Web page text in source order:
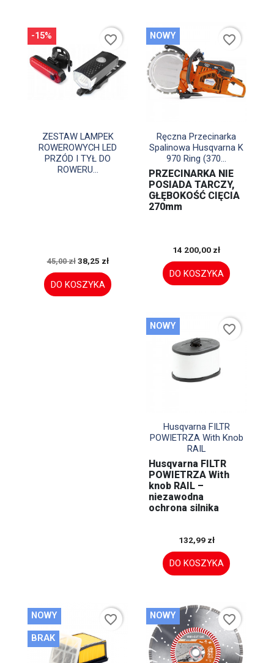
Szybki podgląd
ZESTAW LAMPEK
ROWEROWYCH LED
PRZÓD I TYŁ DO
ROWERU...
45,00 zł 38,25 zł
DO KOSZYKA
-15% favorite_border
Szybki podgląd
Ręczna Przecinarka
Spalinowa Husqvarna K
970 Ring (370...
PRZECINARKA NIE
POSIADA TARCZY,
GŁĘBOKOŚĆ CIĘCIA
270mm
14 200,00 zł
DO KOSZYKA
NOWY favorite_border
Szybki podgląd
Husqvarna FILTR
POWIETRZA With Knob
RAIL
Husqvarna FILTR
POWIETRZA With
knob RAIL –
niezawodna
ochrona silnika
132,99 zł
DO KOSZYKA
NOWY favorite_border
NOWY
BRAK
favorite_border NOWY favorite_border